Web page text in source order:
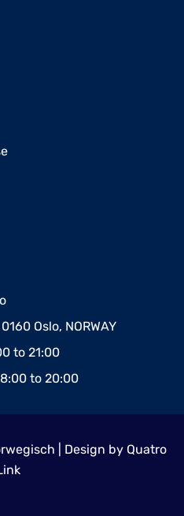
Oslo, NORWAY
to 21:00
to 20:00
| Design by Quatro